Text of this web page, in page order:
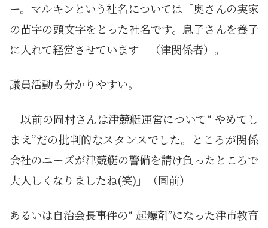
ー。マルキンという社名については「奥さんの実家
の苗字の頭文字をとった社名です。息子さんを養子
に入れて経営させています」（津関係者）。
議員活動も分かりやすい。
「以前の岡村さんは津競艇運営について“ やめてし
まえ”だの批判的なスタンスでした。ところが関係
会社のニーズが津競艇の警備を請け負ったところで
大人しくなりましたね(笑)」（同前）
あるいは自治会長事件の“ 起爆剤”になった津市教育